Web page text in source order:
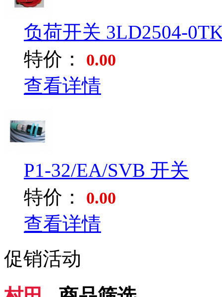
负荷开关 3LD2504-
特价：
0.00
查看详情
P1-32/EA/SVB 开关
特价：
0.00
查看详情
促销活动